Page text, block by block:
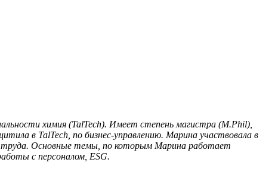
химия (TalTech). Имеет степень магистра (M.Phil),
в TalTech, по бизнес-управлению. Марина участвовала в
труда. Основные темы, по которым Марина работает
с персоналом, ESG.